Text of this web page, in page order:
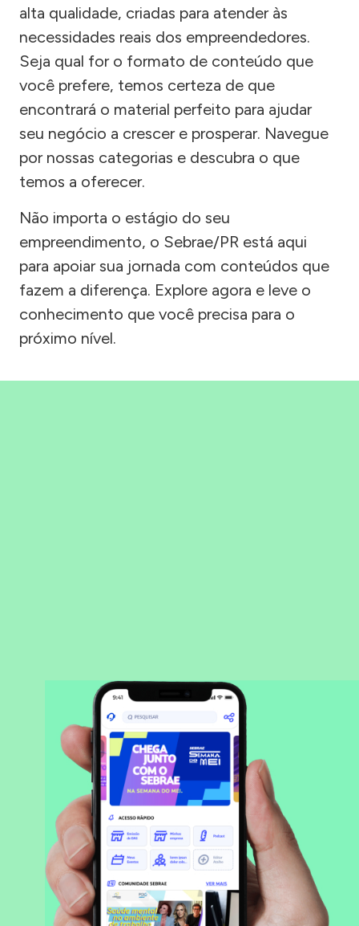
alta qualidade, criadas para atender às
necessidades reais dos empreendedores.
Seja qual for o formato de conteúdo que
você prefere, temos certeza de que
encontrará o material perfeito para ajudar
seu negócio a crescer e prosperar. Navegue
por nossas categorias e descubra o que
temos a oferecer.
Não importa o estágio do seu
empreendimento, o Sebrae/PR está aqui
para apoiar sua jornada com conteúdos que
fazem a diferença. Explore agora e leve o
conhecimento que você precisa para o
próximo nível.